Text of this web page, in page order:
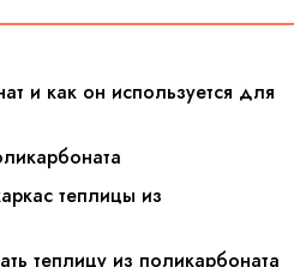
и как он используется для
теплицы из
теплицу из поликарбоната